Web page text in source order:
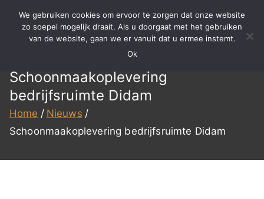
BBS
Reinigen
Meer dan 15 jaar ervaring in
specialistisch reinigen,
Schoonmaakoplevering
bedrijfsruimte Didam
Home
Nieuws
Schoonmaakoplevering bedrijfsruimte Didam
We gebruiken cookies om ervoor te zorgen dat onze website
zo soepel mogelijk draait. Als u doorgaat met het gebruiken
van de website, gaan we er vanuit dat u ermee instemt.
Ok